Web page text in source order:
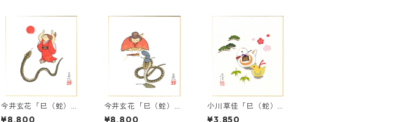
今井玄花「巳（蛇）」
干支色紙絵
¥8,800
今井玄花「巳（蛇）」
干支色紙絵
¥8,800
小川草佳「巳（蛇）」
干支色紙絵
¥3,850